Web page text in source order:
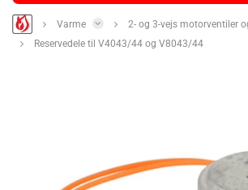
Varme
2- og 3-vejs motorventiler
Reservedele til V4043/44 og V8043/44